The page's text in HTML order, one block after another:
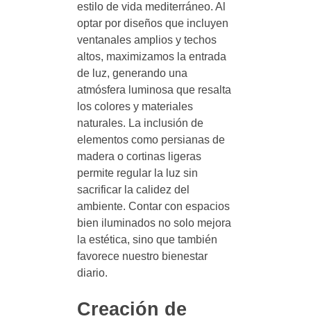
estilo de vida mediterráneo. Al
optar por diseños que incluyen
ventanales amplios y techos
altos, maximizamos la entrada
de luz, generando una
atmósfera luminosa que resalta
los colores y materiales
naturales. La inclusión de
elementos como persianas de
madera o cortinas ligeras
permite regular la luz sin
sacrificar la calidez del
ambiente. Contar con espacios
bien iluminados no solo mejora
la estética, sino que también
favorece nuestro bienestar
diario.
Creación de